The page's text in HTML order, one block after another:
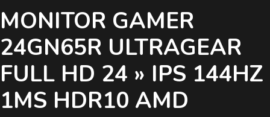
MONITOR GAMER
24GN65R ULTRAGEAR
FULL HD 24 » IPS 144HZ
1MS HDR10 AMD